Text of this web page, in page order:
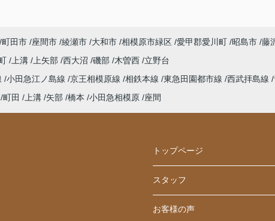
町田市 座間市 綾瀬市 大和市 相模原市緑区 愛甲郡愛川町 昭島市 藤
上溝 上矢部 西大沼 磯部 木曽西 立野台
小田急江ノ島線 京王相模原線 相鉄本線 東急田園都市線 西武拝島線
町田 上溝 矢部 橋本 小田急相模原 座間
トップページ
スタッフ
お客様の声